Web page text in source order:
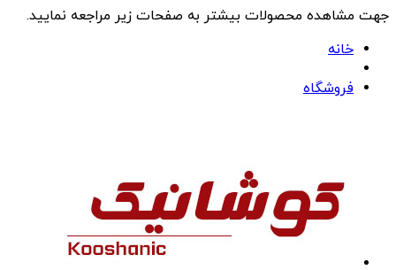
جهت مشاهده محصولات بیشتر به صفحات زیر مراجعه نمایید.
خانه
فروشگاه